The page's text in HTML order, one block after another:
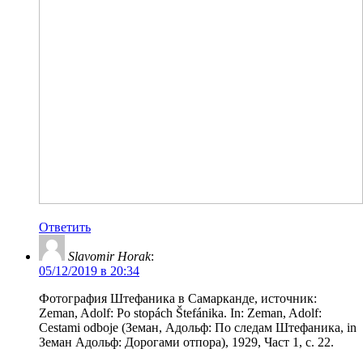
Ответить
Slavomir Horak:
05/12/2019 в 20:34
Фотография Штефаника в Самарканде, источник:
Zeman, Adolf: Po stopách Štefánika. In: Zeman, Adolf:
Cestami odboje (Земан, Адольф: По следам Штефаника, in
Земан Адольф: Дорогами отпора), 1929, Част 1, с. 22.